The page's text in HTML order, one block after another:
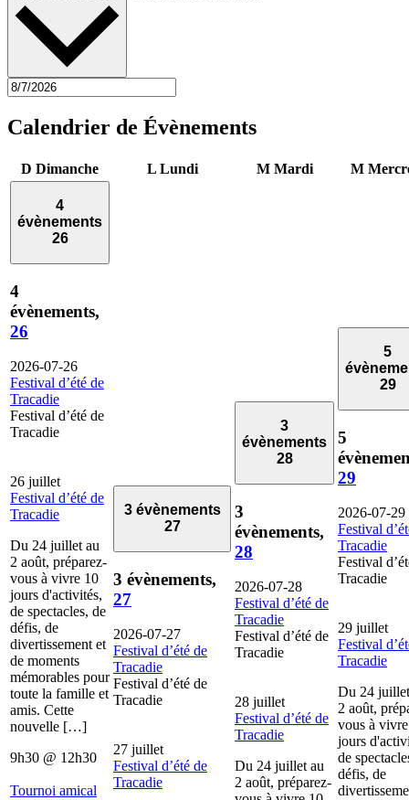
Calendrier de Évènements
D Dimanche L Lundi M Mardi M
4
évènements
26
4
évènements,
26
2026-07-26
Festival d’été de
Tracadie
Festival d’été de
Tracadie
26 juillet
Festival d’été de
Tracadie
Du 24 juillet au
2 août, préparez-
vous à vivre 10
jours d'activités,
de spectacles, de
défis, de
divertissement et
de moments
mémorables pour
toute la famille et
amis. Cette
nouvelle […]
9h30 @ 12h30
Tournoi amical
3 évènements
27
3 évènements,
27
2026-07-27
Festival d’été de
Tracadie
Festival d’été de
Tracadie
27 juillet
Festival d’été de
Tracadie
3
évènements
28
3
évènements,
28
2026-07-28
Festival d’été de
Tracadie
Festival d’été de
Tracadie
28 juillet
Festival d’été de
Tracadie
Du 24 juillet au
2 août, préparez-
5
29
5
29
2026-07-29
Festival
Tracadie
Festival
Tracadie
29 juillet
Festival
Tracadie
Du 24
2 août,
vous à
jours
de
défis, de